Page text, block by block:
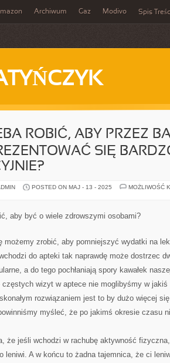
Archiwum Gaz Modivo Spis
ROBIĆ, ABY PRZEZ
SIĘ
POSTED ON MAJ - 13 - 2025
MOŻLIWOŚĆ
aby być o wiele zdrowszymi osobami?
możemy zrobić, aby pomniejszyć wydatki na
do apteki tak naprawdę może dostrzec
a do tego pochłaniają spory kawałek
częstych wizyt w aptece nie moglibyśmy w
rozwiązaniem jest to by dużo więcej
myśleć, że po jakimś okresie czasu
że jeśli wchodzi w rachubę aktywność
leniwi. A w końcu to żadna tajemnica, że ci